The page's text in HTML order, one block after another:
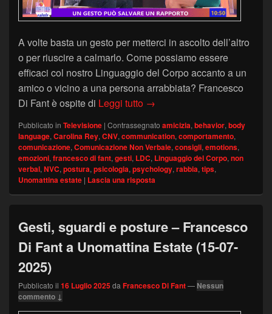
A volte basta un gesto per metterci in ascolto dell’altro
o per riuscire a calmarlo. Come possiamo essere
efficaci col nostro Linguaggio del Corpo accanto a un
amico o vicino a una persona arrabbiata? Francesco
Di Fant è ospite di Leggi tutto Amicizia, rabbia e
→
Pubblicato in Televisione | Contrassegnato amicizia, behavior, body
language, Carolina Rey, CNV, communication, comportamento,
comunicazione, Comunicazione Non Verbale, consigli, emotions,
emozioni, francesco di fant, gesti, LDC, Linguaggio del Corpo, non
verbal, NVC, postura, psicologia, psychology, rabbia, tips,
Unomattina estate | Lascia una risposta
Gesti, sguardi e posture – Francesco
Di Fant a Unomattina Estate (15-07-
2025)
Pubblicato il 16 Luglio 2025da Francesco Di Fant— Nessun
commento ↓